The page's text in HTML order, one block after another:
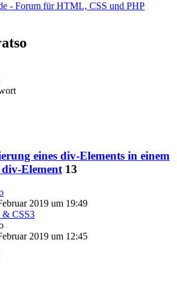
- Forum für HTML, CSS und PHP
eines div-Elements in einem
Element 13
2019 um 19:49
& CSS3
2019 um 12:45